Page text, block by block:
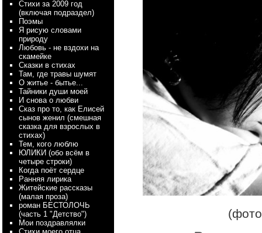
Стихи за 2009 год
(включая подраздел)
Поэмы
Я рисую словами
природу
Любовь - не вздохи на
скамейке
Сказки в стихах
Там, где травы шумят
О житье - бытье...
Тайники души моей
И снова о любви
Сказ про то, как Елисей
сынов женил (смешная
сказка для взрослых в
стихах)
Тем, кого люблю
ЮЛИКИ (обо всём в
четыре строки)
Когда поёт сердце
Ранняя лирика
Житейские рассказы
(малая проза)
роман БЕСТОЛОЧЬ
(часть 1 "Детство")
Мои поздравлялки